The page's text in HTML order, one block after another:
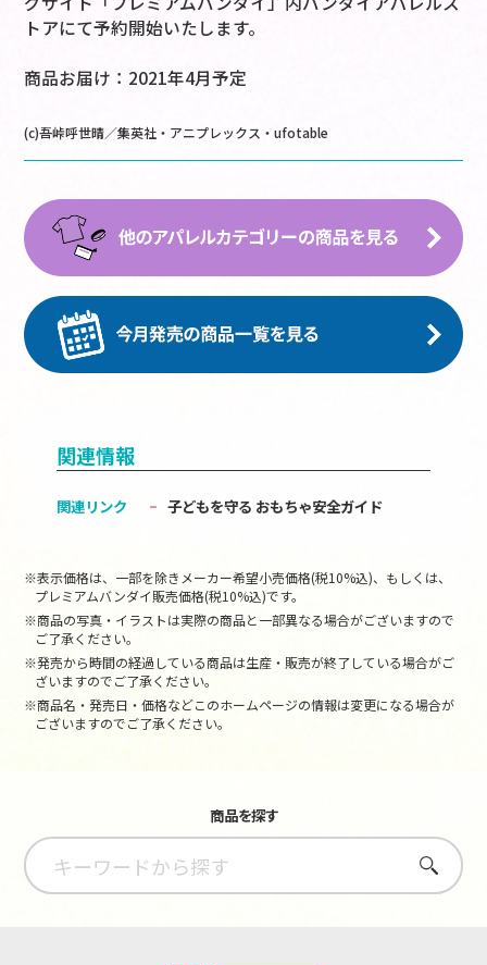
トアにて予約開始いたします。
商品お届け：2021年4月予定
(c)吾峠呼世晴／集英社・アニプレックス・ufotable
関連情報
関連リンク 子どもを守る おもちゃ安全ガイド
※表示価格は、一部を除きメーカー希望小売価格(税10%込)、もしくは、
プレミアムバンダイ販売価格(税10%込)です。
※商品の写真・イラストは実際の商品と一部異なる場合がございますので
ご了承ください。
※発売から時間の経過している商品は生産・販売が終了している場合がご
ざいますのでご了承ください。
※商品名・発売日・価格などこのホームページの情報は変更になる場合が
ございますのでご了承ください。
商品を探す
さがす